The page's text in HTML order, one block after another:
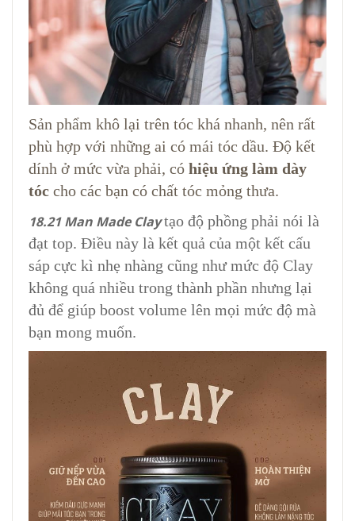
Sản phẩm khô lại trên tóc khá nhanh, nên rất
phù hợp với những ai có mái tóc dầu. Độ kết
dính ở mức vừa phải, có hiệu ứng làm dày
tóc cho các bạn có chất tóc mỏng thưa.
18.21 Man Made Claytạo độ phồng phải nói là
đạt top. Điều này là kết quả của một kết cấu
sáp cực kì nhẹ nhàng cũng như mức độ Clay
không quá nhiều trong thành phần nhưng lại
đủ để giúp boost volume lên mọi mức độ mà
bạn mong muốn.